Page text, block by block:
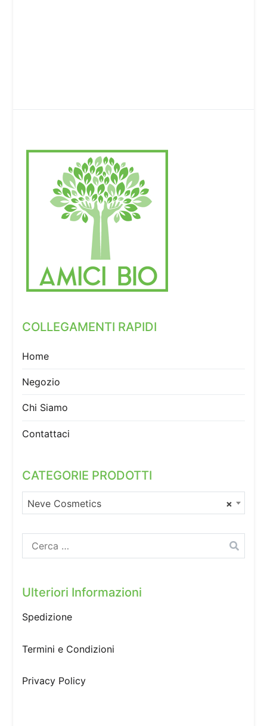
COLLEGAMENTI RAPIDI
Home
Negozio
Chi Siamo
Contattaci
CATEGORIE PRODOTTI
×
Neve Cosmetics
Ricerca
per:
Ulteriori Informazioni
Spedizione
Termini e Condizioni
Privacy Policy